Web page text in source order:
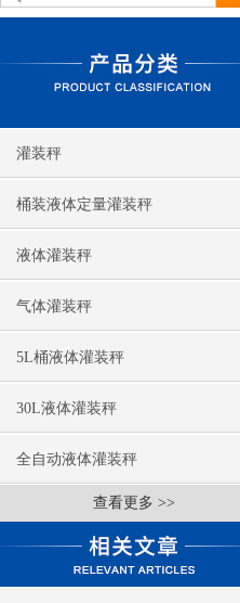
灌装秤
桶装液体定量灌装秤
液体灌装秤
气体灌装秤
5L桶液体灌装秤
30L液体灌装秤
全自动液体灌装秤
查看更多 >>